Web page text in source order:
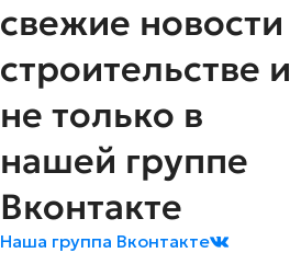
свежие новости о
строительстве и
не только в
нашей группе
Вконтакте
Наша группа Вконтакте